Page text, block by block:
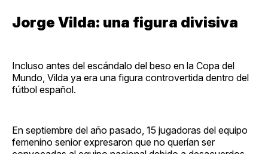
Jorge Vilda: una figura divisiva
Incluso antes del escándalo del beso en la Copa del
Mundo, Vilda ya era una figura controvertida dentro del
fútbol español.
En septiembre del año pasado, 15 jugadoras del equipo
femenino senior expresaron que no querían ser